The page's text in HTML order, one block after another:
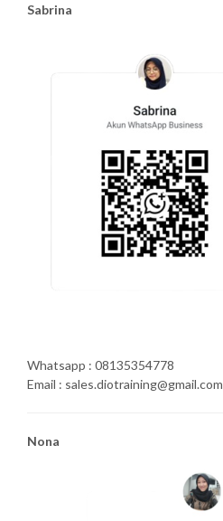
Sabrina
Whatsapp : 08135354778
Email : sales.diotraining@gmail.com
Nona